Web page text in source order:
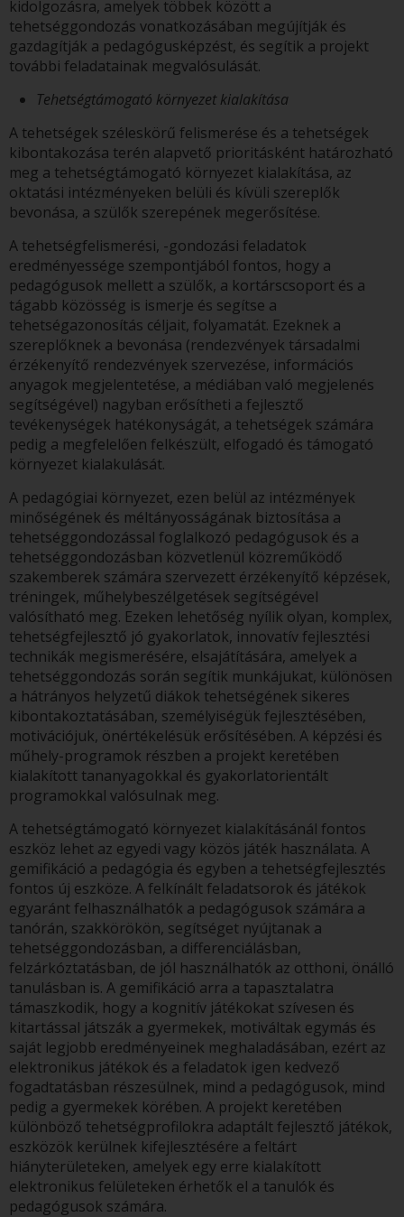
kidolgozásra, amelyek többek között a
tehetséggondozás vonatkozásában megújítják és
gazdagítják a pedagógusképzést, és segítik a projekt
további feladatainak megvalósulását.
Tehetségtámogató környezet kialakítása
A tehetségek széleskörű felismerése és a tehetségek
kibontakozása terén alapvető prioritásként határozható
meg a tehetségtámogató környezet kialakítása, az
oktatási intézményeken belüli és kívüli szereplők
bevonása, a szülők szerepének megerősítése.
A tehetségfelismerési, -gondozási feladatok
eredményessége szempontjából fontos, hogy a
pedagógusok mellett a szülők, a kortárscsoport és a
tágabb közösség is ismerje és segítse a
tehetségazonosítás céljait, folyamatát. Ezeknek a
szereplőknek a bevonása (rendezvények társadalmi
érzékenyítő rendezvények szervezése, információs
anyagok megjelentetése, a médiában való megjelenés
segítségével) nagyban erősítheti a fejlesztő
tevékenységek hatékonyságát, a tehetségek számára
pedig a megfelelően felkészült, elfogadó és támogató
környezet kialakulását.
A pedagógiai környezet, ezen belül az intézmények
minőségének és méltányosságának biztosítása a
tehetséggondozással foglalkozó pedagógusok és a
tehetséggondozásban közvetlenül közreműködő
szakemberek számára szervezett érzékenyítő képzések,
tréningek, műhelybeszélgetések segítségével
valósítható meg. Ezeken lehetőség nyílik olyan, komplex,
tehetségfejlesztő jó gyakorlatok, innovatív fejlesztési
technikák megismerésére, elsajátítására, amelyek a
tehetséggondozás során segítik munkájukat, különösen
a hátrányos helyzetű diákok tehetségének sikeres
kibontakoztatásában, személyiségük fejlesztésében,
motivációjuk, önértékelésük erősítésében. A képzési és
műhely-programok részben a projekt keretében
kialakított tananyagokkal és gyakorlatorientált
programokkal valósulnak meg.
A tehetségtámogató környezet kialakításánál fontos
eszköz lehet az egyedi vagy közös játék használata. A
gemifikáció a pedagógia és egyben a tehetségfejlesztés
fontos új eszköze. A felkínált feladatsorok és játékok
egyaránt felhasználhatók a pedagógusok számára a
tanórán, szakkörökön, segítséget nyújtanak a
tehetséggondozásban, a differenciálásban,
felzárkóztatásban, de jól használhatók az otthoni, önálló
tanulásban is. A gemifikáció arra a tapasztalatra
támaszkodik, hogy a kognitív játékokat szívesen és
kitartással játszák a gyermekek, motiváltak egymás és
saját legjobb eredményeinek meghaladásában, ezért az
elektronikus játékok és a feladatok igen kedvező
fogadtatásban részesülnek, mind a pedagógusok, mind
pedig a gyermekek körében. A projekt keretében
különböző tehetségprofilokra adaptált fejlesztő játékok,
eszközök kerülnek kifejlesztésére a feltárt
hiányterületeken, amelyek egy erre kialakított
elektronikus felületeken érhetők el a tanulók és
pedagógusok számára.